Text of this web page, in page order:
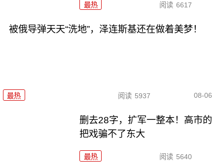
最热 阅读 6617
被俄导弹天天“洗地”，泽连斯基还在做着美梦！
最热 阅读 5937 08-06
删去28字，扩军一整本！高市的
把戏骗不了东大
最热 阅读 5640